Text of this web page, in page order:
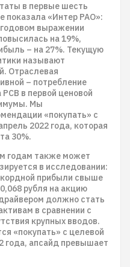
в первые шесть
показала «Интер РАО»:
выражении
на 19%,
– на 27%. Текущую
называют
Отраслевая
– потребление
в первой ценовой
Мы
«покупать» с
2022 года, которая
30%.
годам также может
в исследовании:
прибыли свыше
рубля на акцию
должно стать
в сравнении с
крупных вводов.
«покупать» с целевой
года, апсайд превышает